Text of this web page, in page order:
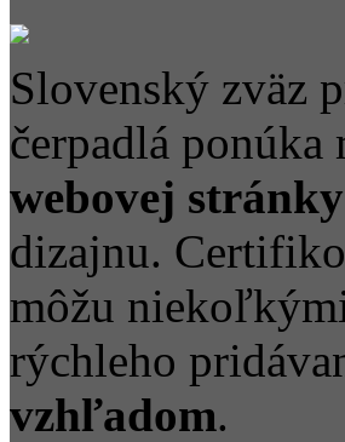
Slovenský zväz
čerpadlá ponúka
webovej stránky
dizajnu.
môžu
rýchleho
vzhľadom.